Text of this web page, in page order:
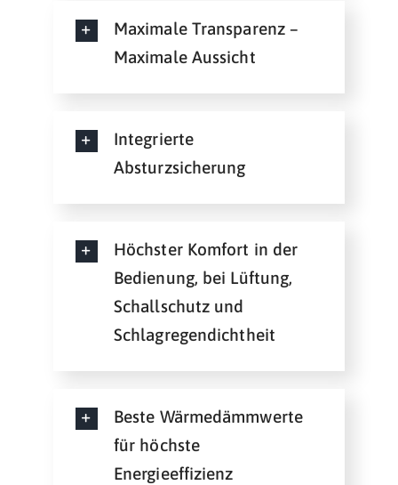
Maximale Transparenz –
Maximale Aussicht
Integrierte
Absturzsicherung
Höchster Komfort in der
Bedienung, bei Lüftung,
Schallschutz und
Schlagregendichtheit
Beste Wärmedämmwerte
für höchste
Energieeffizienz